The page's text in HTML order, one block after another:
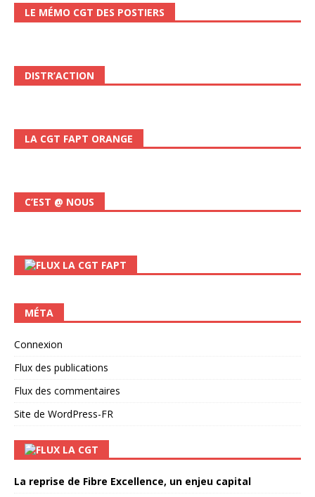
LE MÉMO CGT DES POSTIERS
DISTR’ACTION
LA CGT FAPT ORANGE
C’EST @ NOUS
LA CGT FAPT
MÉTA
Connexion
Flux des publications
Flux des commentaires
Site de WordPress-FR
LA CGT
La reprise de Fibre Excellence, un enjeu capital